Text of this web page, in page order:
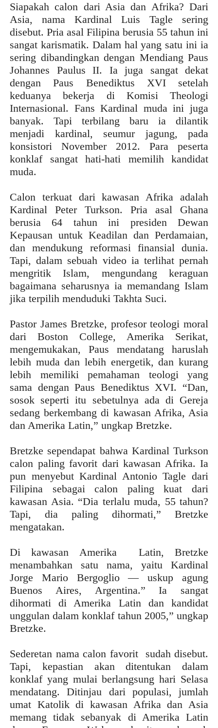
Siapakah calon dari Asia dan Afrika? Dari
Asia, nama Kardinal Luis Tagle sering
disebut. Pria asal Filipina berusia 55 tahun ini
sangat karismatik. Dalam hal yang satu ini ia
sering dibandingkan dengan Mendiang Paus
Johannes Paulus II. Ia juga sangat dekat
dengan Paus Benediktus XVI setelah
keduanya bekerja di Komisi Theologi
Internasional. Fans Kardinal muda ini juga
banyak. Tapi terbilang baru ia dilantik
menjadi kardinal, seumur jagung, pada
konsistori November 2012. Para peserta
konklaf sangat hati-hati memilih kandidat
muda.
Calon terkuat dari kawasan Afrika adalah
Kardinal Peter Turkson. Pria asal Ghana
berusia 64 tahun ini presiden Dewan
Kepausan untuk Keadilan dan Perdamaian,
dan mendukung reformasi finansial dunia.
Tapi, dalam sebuah video ia terlihat pernah
mengritik Islam, mengundang keraguan
bagaimana seharusnya ia memandang Islam
jika terpilih menduduki Takhta Suci.
Pastor James Bretzke, profesor teologi moral
dari Boston College, Amerika Serikat,
mengemukakan, Paus mendatang haruslah
lebih muda dan lebih energetik, dan kurang
lebih memiliki pemahaman teologi yang
sama dengan Paus Benediktus XVI. “Dan,
sosok seperti itu sebetulnya ada di Gereja
sedang berkembang di kawasan Afrika, Asia
dan Amerika Latin,” ungkap Bretzke.
Bretzke sependapat bahwa Kardinal Turkson
calon paling favorit dari kawasan Afrika. Ia
pun menyebut Kardinal Antonio Tagle dari
Filipina sebagai calon paling kuat dari
kawasan Asia. “Dia terlalu muda, 55 tahun?
Tapi, dia paling dihormati,” Bretzke
mengatakan.
Di kawasan Amerika Latin, Bretzke
menambahkan satu nama, yaitu Kardinal
Jorge Mario Bergoglio — uskup agung
Buenos Aires, Argentina.” Ia sangat
dihormati di Amerika Latin dan kandidat
unggulan dalam konklaf tahun 2005,” ungkap
Bretzke.
Sederetan nama calon favorit sudah disebut.
Tapi, kepastian akan ditentukan dalam
konklaf yang mulai berlangsung hari Selasa
mendatang. Ditinjau dari populasi, jumlah
umat Katolik di kawasan Afrika dan Asia
memang tidak sebanyak di Amerika Latin